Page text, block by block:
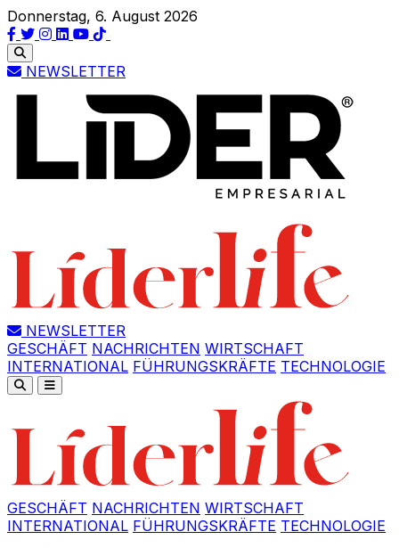
Donnerstag, 6. August 2026
NEWSLETTER
NEWSLETTER
GESCHÄFT NACHRICHTEN WIRTSCHAFT
INTERNATIONAL FÜHRUNGSKRÄFTE TECHNOLOGIE
GESCHÄFT NACHRICHTEN WIRTSCHAFT
INTERNATIONAL FÜHRUNGSKRÄFTE TECHNOLOGIE